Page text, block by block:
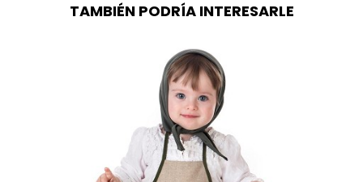
TAMBIÉN PODRÍA INTERESARLE